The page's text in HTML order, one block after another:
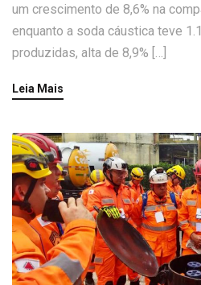
um crescimento de 8,6% na
enquanto a soda cáustica teve
produzidas, alta de 8,9% […]
Leia Mais